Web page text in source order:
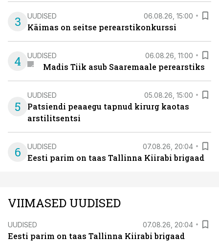
3 UUDISED 06.08.26, 15:00
Käimas on seitse perearstikonkurssi
4 UUDISED 06.08.26, 11:00
Madis Tiik asub Saaremaale perearstiks
5
UUDISED 05.08.26, 15:00
Patsiendi peaaegu tapnud kirurg kaotas
arstilitsentsi
6 UUDISED 07.08.26, 20:04
Eesti parim on taas Tallinna Kiirabi brigaad
VIIMASED UUDISED
UUDISED 07.08.26, 20:04
Eesti parim on taas Tallinna Kiirabi brigaad